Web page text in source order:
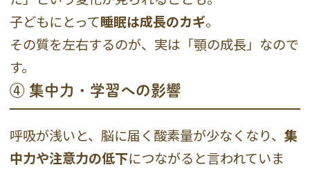
子どもにとって睡眠は成長のカギ。
その質を左右するのが、実は「顎の成長」なので
す。
④ 集中力・学習への影響
呼吸が浅いと、脳に届く酸素量が少なくなり、集
中力や注意力の低下につながると言われていま